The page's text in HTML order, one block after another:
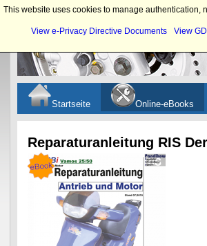
Startseite Online-eBooks
Reparaturanleitung RIS
This website uses cookies to manage authentication,
View e-Privacy Directive Documents View